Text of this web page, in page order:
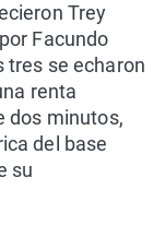
Trey
Facundo
tres se echaron
renta
dos minutos,
del base
su